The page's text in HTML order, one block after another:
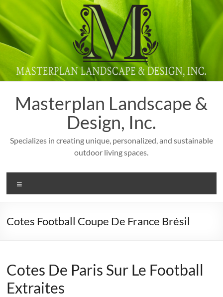
to
content
Masterplan Landscape &
Design, Inc.
Specializes in creating unique, personalized, and sustainable
outdoor living spaces.
Cotes Football Coupe De France Brésil
Cotes De Paris Sur Le Football
Extraites